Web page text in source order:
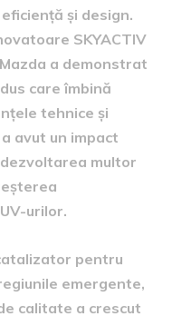
și design.
SKYACTIV
a demonstrat
care îmbină
tehnice și
avut un impact
multor
urilor.
pentru
emergente,
calitate a crescut